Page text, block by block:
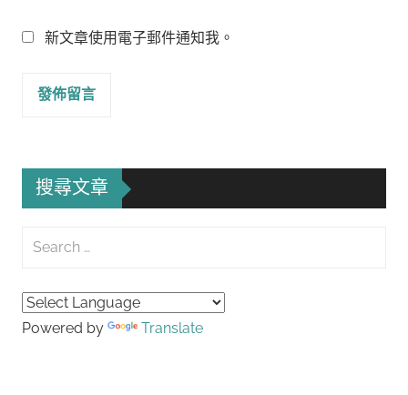
新文章使用電子郵件通知我。
搜尋文章
Search
Powered by Translate